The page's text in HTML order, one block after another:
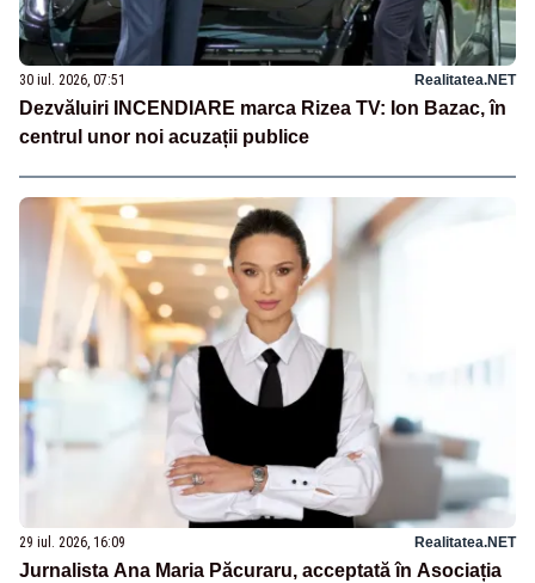
30 iul. 2026, 07:51 Realitatea.NET
Dezvăluiri INCENDIARE marca Rizea TV: Ion Bazac, în
centrul unor noi acuzații publice
29 iul. 2026, 16:09 Realitatea.NET
Jurnalista Ana Maria Păcuraru, acceptată în Asociația